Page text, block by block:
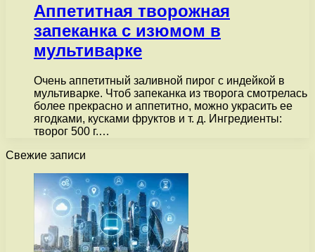
Аппетитная творожная
запеканка с изюмом в
мультиварке
Очень аппетитный заливной пирог с индейкой в
мультиварке. Чтоб запеканка из творога смотрелась
более прекрасно и аппетитно, можно украсить ее
ягодками, кусками фруктов и т. д. Ингредиенты:
творог 500 г.…
Свежие записи